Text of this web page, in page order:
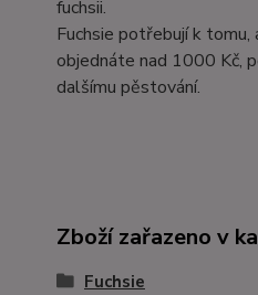
fuchsii.
Fuchsie potřebují k
objednáte nad 1000 Kč,
dalšímu pěstování.
Zboží zařazeno v
Fuchsie